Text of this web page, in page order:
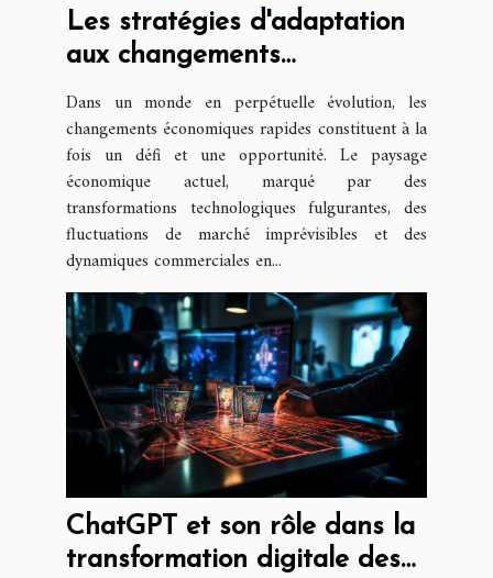
Les stratégies d'adaptation
aux changements
Dans un monde en perpétuelle évolution, les
changements économiques rapides constituent à la
fois un défi et une opportunité. Le paysage
économique actuel, marqué par des
transformations technologiques fulgurantes, des
fluctuations de marché imprévisibles et des
dynamiques commerciales en...
ChatGPT et son rôle dans la
transformation digitale des